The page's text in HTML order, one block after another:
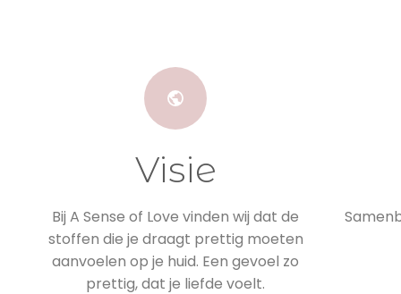
Visie
Bij A Sense of Love vinden wij dat de
stoffen die je draagt prettig moeten
aanvoelen op je huid. Een gevoel zo
prettig, dat je liefde voelt.